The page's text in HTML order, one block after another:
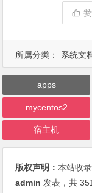
所属分类： 系统文
apps
mycentos2
宿主机
版权声明：本站收
admin 发表，共